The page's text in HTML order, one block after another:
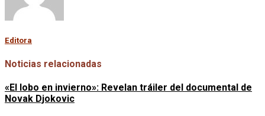
Editora
Noticias relacionadas
«El lobo en invierno»: Revelan tráiler del documental de
Novak Djokovic